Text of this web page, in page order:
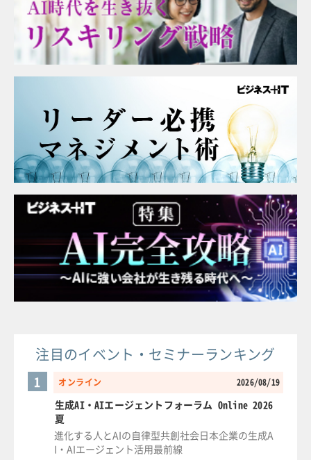
注目のイベント・セミナーランキング
オンライン 2026/08/19
1
生成AI・AIエージェントフォーラム Online 2026
夏
進化する人とAIの自律型共創社会日本企業の生成A
I・AIエージェント活用最前線